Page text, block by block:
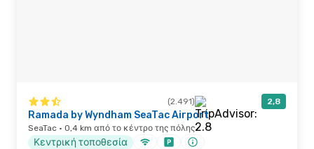
(2.491) 2,8
Ramada by Wyndham SeaTac Airport
SeaTac · 0,4 km από το κέντρο της πόλης
Κεντρική τοποθεσία